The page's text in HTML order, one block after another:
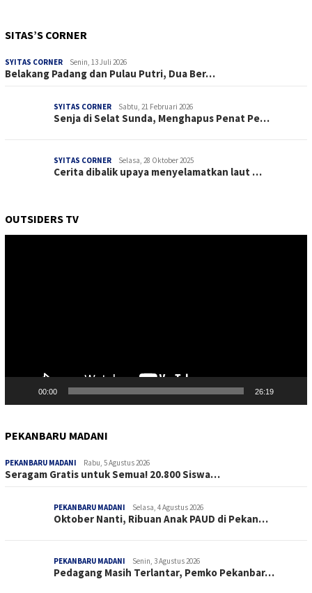
SITAS’S CORNER
SYITAS CORNER Senin, 13 Juli 2026
Belakang Padang dan Pulau Putri, Dua Ber…
SYITAS CORNER Sabtu, 21 Februari 2026
Senja di Selat Sunda, Menghapus Penat Pe…
SYITAS CORNER Selasa, 28 Oktober 2025
Cerita dibalik upaya menyelamatkan laut …
OUTSIDERS TV
00:00 26:19
PEKANBARU MADANI
PEKANBARU MADANI Rabu, 5 Agustus 2026
Seragam Gratis untuk Semua! 20.800 Siswa…
PEKANBARU MADANI Selasa, 4 Agustus 2026
Oktober Nanti, Ribuan Anak PAUD di Pekan…
PEKANBARU MADANI Senin, 3 Agustus 2026
Pedagang Masih Terlantar, Pemko Pekanbar…